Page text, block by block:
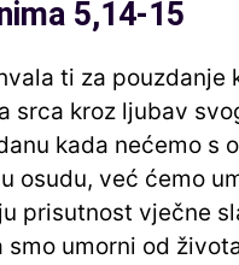
5,14-15
ti za pouzdanje
srca kroz ljubav
kada nećemo s
osudu, već ćemo
prisutnost vječne
smo umorni od